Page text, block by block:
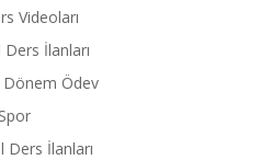
Videoları
Ders İlanları
Dönem Ödev
Spor
Ders İlanları